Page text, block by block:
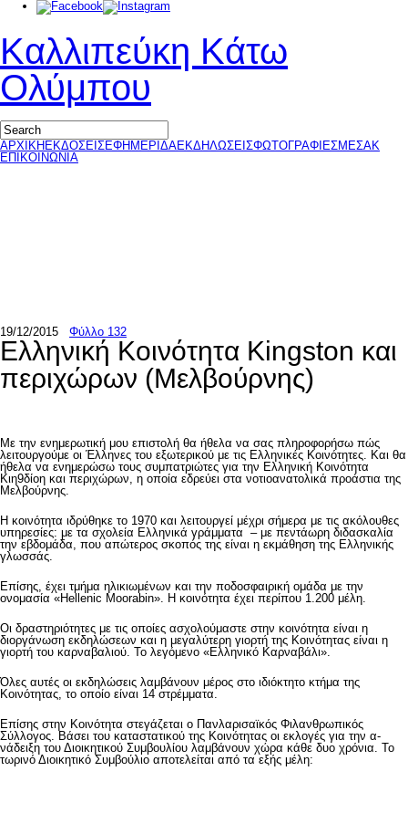
Καλλιπεύκη Κάτω
Ολύμπου
ΑΡΧΙΚΗ ΕΚΔΟΣΕΙΣΕΦΗΜΕΡΙΔΑΕΚΔΗΛΩΣΕΙΣΦΩΤΟΓΡΑΦΙΕΣΜΕΣΑΚ
ΕΠΙΚΟΙΝΩΝΙΑ
19/12/2015 Φύλλο 132
Ελληνική Κοινότητα Kingston και
περιχώρων (Μελβούρνης)
Με την ενημερωτική μου επιστολή θα ήθελα να σας πληροφορήσω πώς
λειτουργούμε οι Έλληνες του εξωτερικού με τις Ελληνι­κές Κοινότητες. Και θα
ήθελα να ενημερώσω τους συμπα­τριώτες για την Ελληνική Κοι­νότητα
Κιη9δίοη και περιχώ­ρων, η οποία εδρεύει στα νο­τιοανατολικά προάστια της
Μελβούρνης.
Η κοινότητα ιδρύθηκε το 1970 και λειτουργεί μέχρι σήμερα με τις ακόλουθες
υπηρεσίες: με τα σχολεία Ελληνικά γράμματα – με πεντάωρη διδασκαλία
την εβδομάδα, που απώτερος σκοπός της είναι η εκμά­θηση της Ελληνικής
γλωσσάς.
Επίσης, έχει τμήμα ηλικιω­μένων και την ποδοσφαιρική ο­μάδα με την
ονομασία «Hellenic Moorabin». Η κοινό­τητα έχει περίπου 1.200 μέλη.
Οι δραστηριότητες με τις οποίες ασχολούμαστε στην κοινότητα είναι η
διοργάνωση εκδηλώσεων και η μεγαλύτερη γιορτή της Κοινότητας είναι η
γιορτή του καρναβαλιού. Το λεγόμενο «Ελληνικό Καρναβά­λι».
Όλες αυτές οι εκδηλώσεις λαμβάνουν μέρος στο ιδιόκτητο κτήμα της
Κοινότητας, το ο­ποίο είναι 14 στρέμματα.
Επίσης στην Κοινότητα στεγάζεται ο Πανλαρισαϊκός Φιλανθρωπικός
Σύλλογος. Βά­σει του καταστατικού της Κοι­νότητας οι εκλογές για την α­
νάδειξη του Διοικητικού Συμ­βουλίου λαμβάνουν χώρα κάθε δυο χρόνια. Το
τωρινό Διοικη­τικό Συμβούλιο αποτελείται α­πό τα εξής μέλη: